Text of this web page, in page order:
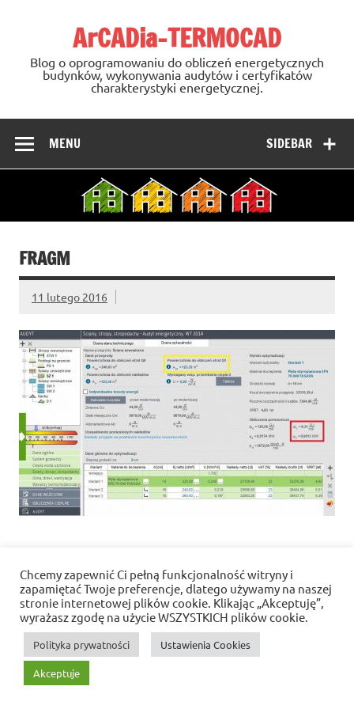
ArCADia-TERMOCAD
Blog o oprogramowaniu do obliczeń energetycznych
budynków, wykonywania audytów i certyfikatów
charakterystyki energetycznej.
SIDEBAR
MENU
FRAGM
11 lutego 2016
Polityka prywatności i pliki cookies
WordPress Theme: Dynamic News by ThemeZee.
Chcemy zapewnić Ci pełną funkcjonalność witryny i
zapamiętać Twoje preferencje, dlatego używamy na naszej
stronie internetowej plików cookie. Klikając „Akceptuję”,
wyrażasz zgodę na użycie WSZYSTKICH plików cookie.
Polityka prywatności Ustawienia Cookies
Akceptuje